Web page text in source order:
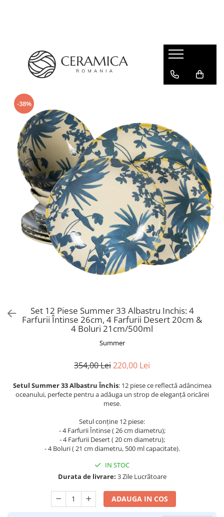
Căni & Cești
Pahare Ceramica Senso Novum
-38%
Set 12 Piese Summer 33 Albastru Inchis: 4
Farfurii Întinse 26cm, 4 Farfurii Desert 20cm &
4 Boluri 21cm/500ml
Summer
354,00 Lei220,00 Lei
Setul Summer 33 Albastru Închis: 12 piese ce reflectă adâncimea
oceanului, perfecte pentru a adăuga un strop de eleganță oricărei
mese.
Setul conține 12 piese:
- 4 Farfurii Întinse ( 26 cm diametru);
- 4 Farfurii Desert ( 20 cm diametru);
- 4 Boluri ( 21 cm diametru, 500 ml capacitate).
IN STOC
Durata de livrare: 3 Zile Lucrãtoare
ADAUGA IN COS